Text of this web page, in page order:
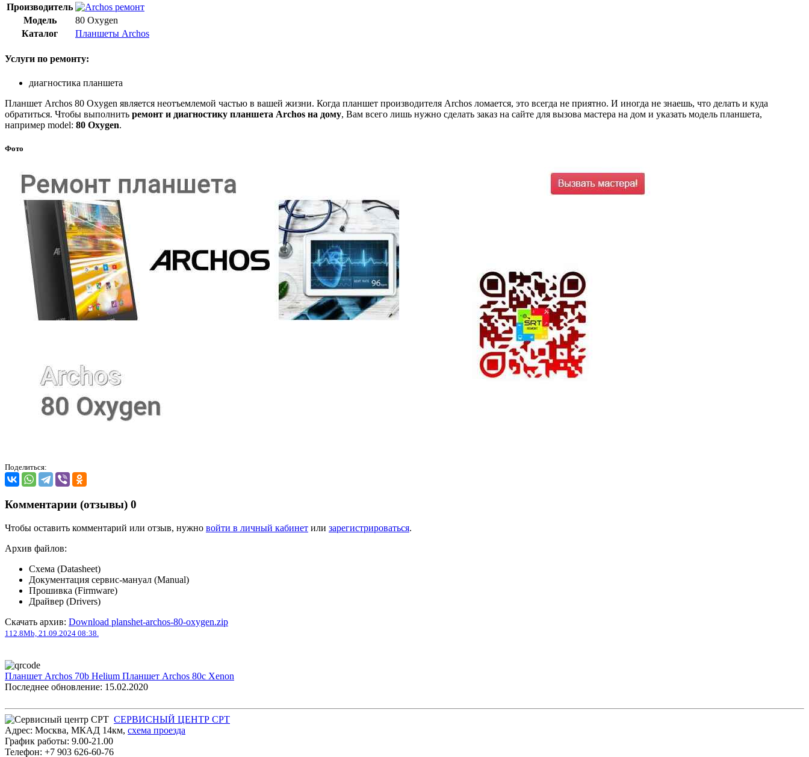
Производитель
Модель
80 Oxygen
Каталог
Планшеты Archos
Услуги по ремонту:
диагностика планшета
Планшет Archos 80 Oxygen является неотъемлемой частью в вашей жизни. Когда планшет производителя Archos ломается, это всегда не приятно. И иногда не знаешь, что делать и куда
обратиться. Чтобы выполнить ремонт и диагностику планшета Archos на дому, Вам всего лишь нужно сделать заказ на сайте для вызова мастера на дом и указать модель планшета,
например model: 80 Oxygen.
Фото
Поделиться:
Комментарии (отзывы) 0
Чтобы оставить комментарий или отзыв, нужно войти в личный кабинет или зарегистрироваться.
Архив файлов:
Схема (Datasheet)
Документация сервис-мануал (Manual)
Прошивка (Firmware)
Драйвер (Drivers)
Скачать архив: Download planshet-archos-80-oxygen.zip
112.8Mb, 21.09.2024 08:38.
Планшет Archos 70b Helium Планшет Archos 80c Xenon
Последнее обновление: 15.02.2020
СЕРВИСНЫЙ ЦЕНТР СРТ
Адрес: Москва, МКАД 14км, cхема проезда
График работы: 9.00-21.00
Телефон: +7 903 626-60-76